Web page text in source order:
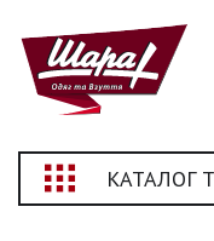
КАТАЛОГ